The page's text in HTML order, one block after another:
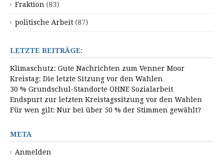
Fraktion (83)
politische Arbeit (87)
LETZTE BEITRÄGE:
Klimaschutz: Gute Nachrichten zum Venner Moor
Kreistag: Die letzte Sitzung vor den Wahlen
30 % Grundschul-Standorte OHNE Sozialarbeit
Endspurt zur letzten Kreistagssitzung vor den Wahlen
Für wen gilt: Nur bei über 50 % der Stimmen gewählt?
META
Anmelden